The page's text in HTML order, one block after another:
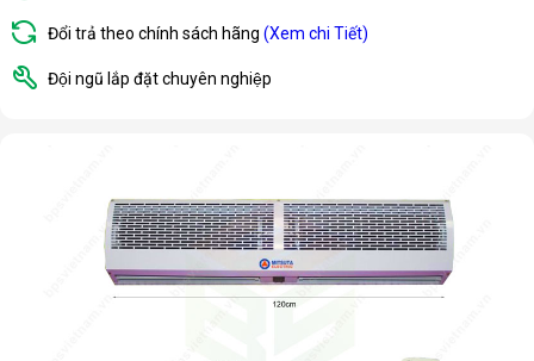
Đổi trả theo chính sách hãng (Xem chi Tiết)
Đội ngũ lắp đặt chuyên nghiệp